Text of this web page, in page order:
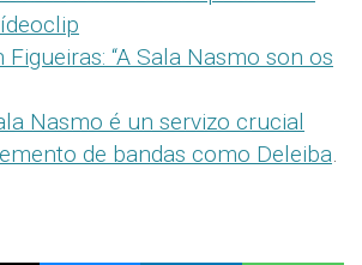
Figueiras: “A Sala Nasmo son os
Nasmo é un servizo crucial
de bandas como Deleiba.